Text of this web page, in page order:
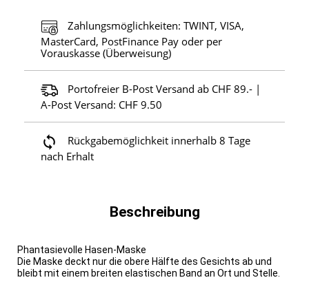
Zahlungsmöglichkeiten: TWINT, VISA,
MasterCard, PostFinance Pay oder per
Vorauskasse (Überweisung)
Portofreier B-Post Versand ab CHF 89.- |
A-Post Versand: CHF 9.50
Rückgabemöglichkeit innerhalb 8 Tage
nach Erhalt
Beschreibung
Phantasievolle Hasen-Maske
Die Maske deckt nur die obere Hälfte des Gesichts ab und
bleibt mit einem breiten elastischen Band an Ort und Stelle.